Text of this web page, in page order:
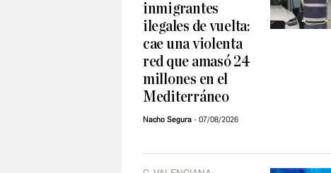
inmigrantes
ilegales de vuelta:
cae una violenta
red que amasó 24
millones en el
Mediterráneo
Nacho Segura 07/08/2026